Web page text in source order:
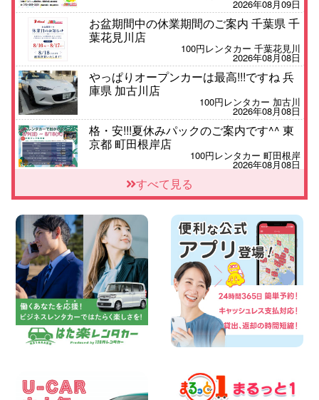
2026年08月09日
お盆期間中の休業期間のご案内 千葉県 千
葉花見川店
100円レンタカー 千葉花見川
2026年08月08日
やっぱりオープンカーは最高!!!ですね 兵
庫県 加古川店
100円レンタカー 加古川
2026年08月08日
格・安!!!夏休みパックのご案内です^^ 東
京都 町田根岸店
100円レンタカー 町田根岸
2026年08月08日
「お得」お盆限定特別料金!! 兵庫県 神戸
西区枝吉店
2026年08月08日
お盆シーズン空きあり!!100円レンタカー
兵庫駅前店はミニバンも安い!! 兵庫県 兵
庫駅前店
100円レンタカー 兵庫駅前
2026年08月08日
人気の『 軽 トラック 』 ご予約はお早め
に♪ 広島県 ベイシティ宇品店
100円レンタカー ベイシティ宇品
2026年08月08日
100円レンタカー 四日市インター
2026年08月08日
すべて見る